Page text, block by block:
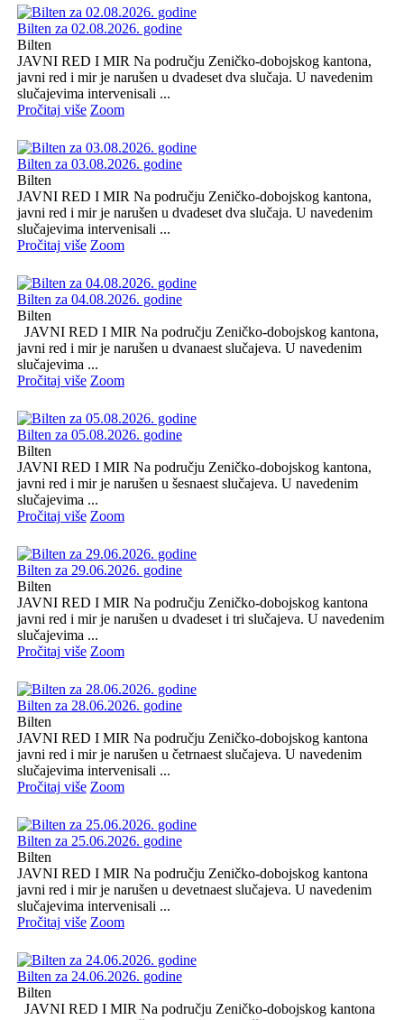
Bilten za 02.08.2026. godine
Bilten
JAVNI RED I MIR Na području Zeničko-dobojskog kantona,
javni red i mir je narušen u dvadeset dva slučaja. U navedenim
slučajevima intervenisali ...
Pročitaj više Zoom
Bilten za 03.08.2026. godine
Bilten
JAVNI RED I MIR Na području Zeničko-dobojskog kantona,
javni red i mir je narušen u dvadeset dva slučaja. U navedenim
slučajevima intervenisali ...
Pročitaj više Zoom
Bilten za 04.08.2026. godine
Bilten
JAVNI RED I MIR Na području Zeničko-dobojskog kantona,
javni red i mir je narušen u dvanaest slučajeva. U navedenim
slučajevima ...
Pročitaj više Zoom
Bilten za 05.08.2026. godine
Bilten
JAVNI RED I MIR Na području Zeničko-dobojskog kantona,
javni red i mir je narušen u šesnaest slučajeva. U navedenim
slučajevima ...
Pročitaj više Zoom
Bilten za 29.06.2026. godine
Bilten
JAVNI RED I MIR Na području Zeničko-dobojskog kantona
javni red i mir je narušen u dvadeset i tri slučajeva. U navedenim
slučajevima ...
Pročitaj više Zoom
Bilten za 28.06.2026. godine
Bilten
JAVNI RED I MIR Na području Zeničko-dobojskog kantona
javni red i mir je narušen u četrnaest slučajeva. U navedenim
slučajevima intervenisali ...
Pročitaj više Zoom
Bilten za 25.06.2026. godine
Bilten
JAVNI RED I MIR Na području Zeničko-dobojskog kantona
javni red i mir je narušen u devetnaest slučajeva. U navedenim
slučajevima intervenisali ...
Pročitaj više Zoom
Bilten za 24.06.2026. godine
Bilten
JAVNI RED I MIR Na području Zeničko-dobojskog kantona